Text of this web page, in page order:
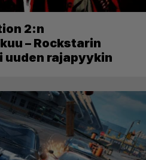
2:n
– Rockstarin
uuden rajapyykin